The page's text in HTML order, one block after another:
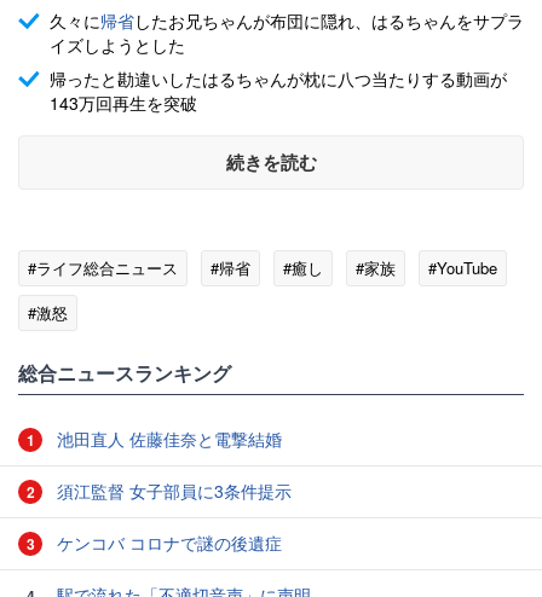
久々に帰省したお兄ちゃんが布団に隠れ、はるちゃんをサプラ
イズしようとした
帰ったと勘違いしたはるちゃんが枕に八つ当たりする動画が
143万回再生を突破
続きを読む
#ライフ総合ニュース #帰省 #癒し #家族
#YouTube
#激怒
総合ニュースランキング
1 池田直人 佐藤佳奈と電撃結婚
2 須江監督 女子部員に3条件提示
3 ケンコバ コロナで謎の後遺症